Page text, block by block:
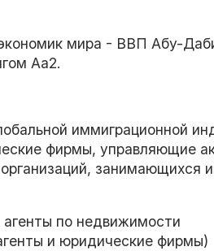
мира - ВВП Абу-
Aa2.
иммиграционной
фирмы, управляющие
занимающихся
по недвижимости
и юридические фирмы)